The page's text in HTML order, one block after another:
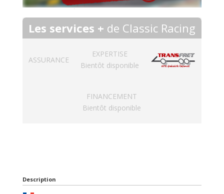
Les services + de Classic Racing
ASSURANCE
EXPERTISE
Bientôt disponible
FINANCEMENT
Bientôt disponible
Description